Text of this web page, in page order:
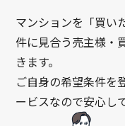
マンションを「買い
件に見合う売主様・
きます。
ご自身の希望条件を
ービスなので安心し